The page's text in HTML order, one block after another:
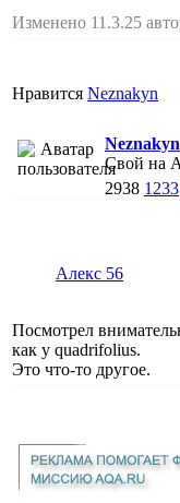
Изменено 11.3.25
Нравится Neznakyn
Neznakyn
Свой на
2938 1233
Алекс 56
Посмотрел
как у quadrifolius.
Это что-то другое.